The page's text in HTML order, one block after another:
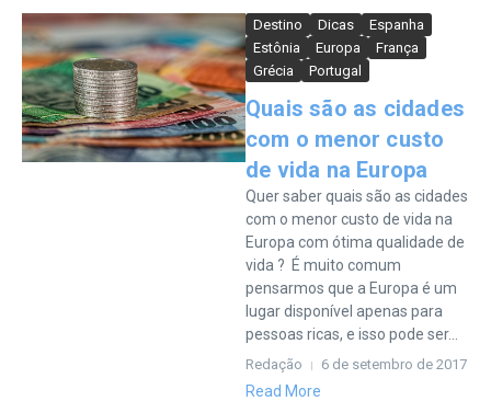
Destino Dicas
Espanha
Estônia
Europa
França
Grécia
Portugal
Quais são as cidades
com o menor custo
de vida na Europa
Quer saber quais são as cidades
com o menor custo de vida na
Europa com ótima qualidade de
vida ? É muito comum
pensarmos que a Europa é um
lugar disponível apenas para
pessoas ricas, e isso pode ser...
Redação 6 de setembro de 2017
Read More